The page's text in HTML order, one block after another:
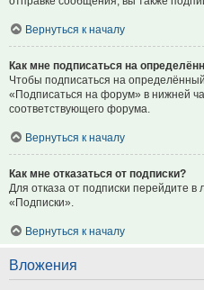
Вернуться к началу
Как мне подписаться на
Чтобы подписаться на
«Подписаться на форум» в нижней
соответствующего форума.
Вернуться к началу
Как мне отказаться от подписки?
Для отказа от подписки перейдите
«Подписки».
Вернуться к началу
Вложения